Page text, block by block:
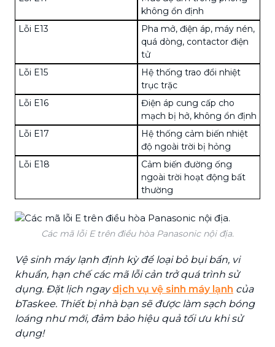
không ổn định
Lỗi E13
Pha mở, điện áp, máy nén,
quá dòng, contactor điện
tử
Lỗi E15
Hệ thống trao đổi nhiệt
trục trặc
Lỗi E16
Điện áp cung cấp cho
mạch bị hở, không ổn định
Lỗi E17
Hệ thống cảm biến nhiệt
độ ngoài trời bị hỏng
Lỗi E18
Cảm biến đường ống
ngoài trời hoạt động bất
thường
Các mã lỗi E trên điều hòa Panasonic nội địa.
Vệ sinh máy lạnh định kỳ để loại bỏ bụi bẩn, vi
khuẩn, hạn chế các mã lỗi cản trở quá trình sử
dụng. Đặt lịch ngaydịch vụ vệ sinh máy lạnh của
bTaskee. Thiết bị nhà bạn sẽ được làm sạch bóng
loáng như mới, đảm bảo hiệu quả tối ưu khi sử
dụng!